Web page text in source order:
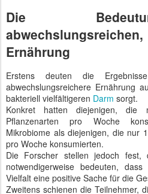
Die
Ernährung
Erstens deuten die
abwechslungsreichere Ernährung
bakteriell vielfältigeren Darm sorgt.
Konkret hatten diejenigen, die
Pflanzenarten pro Woche
Mikrobiome als diejenigen, die nur
pro Woche konsumierten.
Die Forscher stellen jedoch fest,
notwendigerweise bedeuten,
Vielfalt eine positive Sache für die
Zweitens schienen die Teilnehmer,